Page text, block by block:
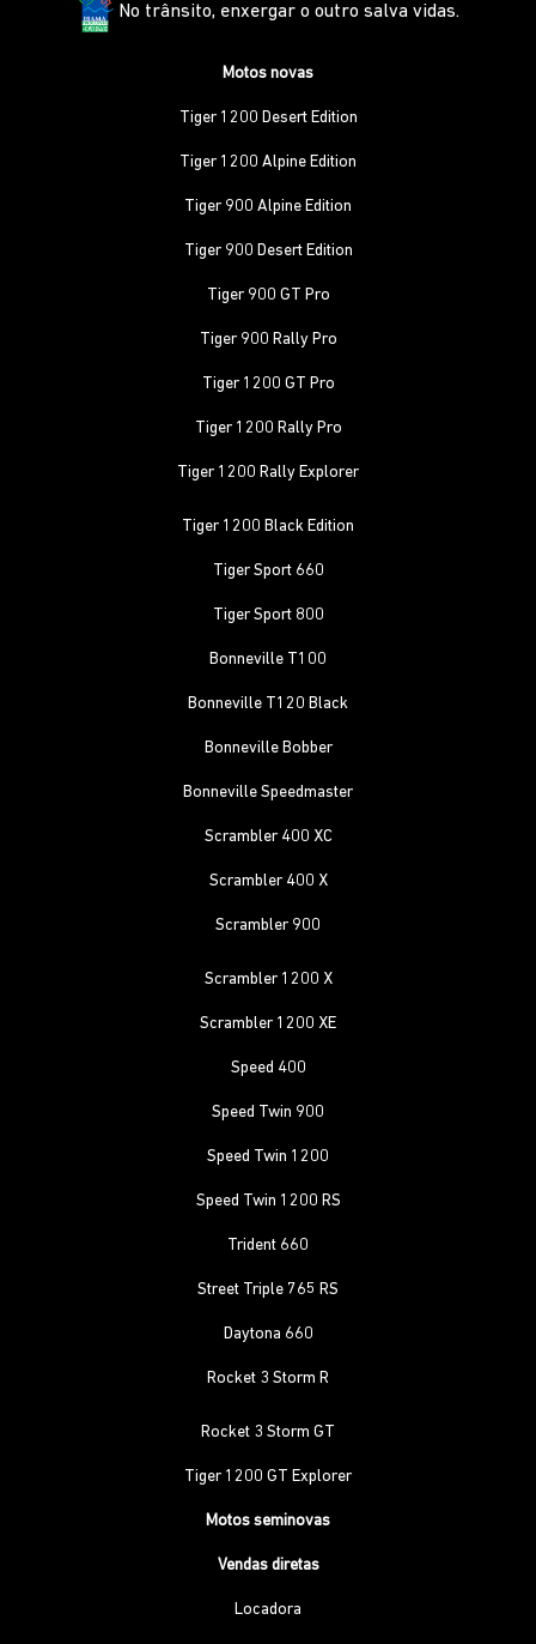
No trânsito, enxergar o outro salva vidas.
Motos novas
Tiger 1200 Desert Edition
Tiger 1200 Alpine Edition
Tiger 900 Alpine Edition
Tiger 900 Desert Edition
Tiger 900 GT Pro
Tiger 900 Rally Pro
Tiger 1200 GT Pro
Tiger 1200 Rally Pro
Tiger 1200 Rally Explorer
Tiger 1200 Black Edition
Tiger Sport 660
Tiger Sport 800
Bonneville T100
Bonneville T120 Black
Bonneville Bobber
Bonneville Speedmaster
Scrambler 400 XC
Scrambler 400 X
Scrambler 900
Scrambler 1200 X
Scrambler 1200 XE
Speed 400
Speed Twin 900
Speed Twin 1200
Speed Twin 1200 RS
Trident 660
Street Triple 765 RS
Daytona 660
Rocket 3 Storm R
Rocket 3 Storm GT
Tiger 1200 GT Explorer
Motos seminovas
Vendas diretas
Locadora